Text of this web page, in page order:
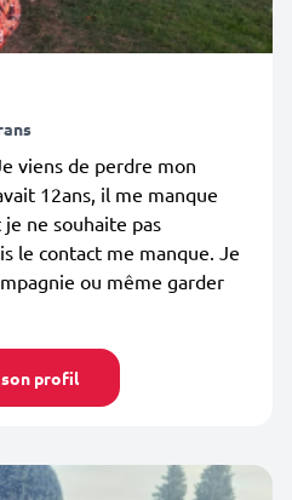
viens de perdre mon
12ans, il me manque
ne souhaite pas
le contact me manque. Je
ou même garder
profil